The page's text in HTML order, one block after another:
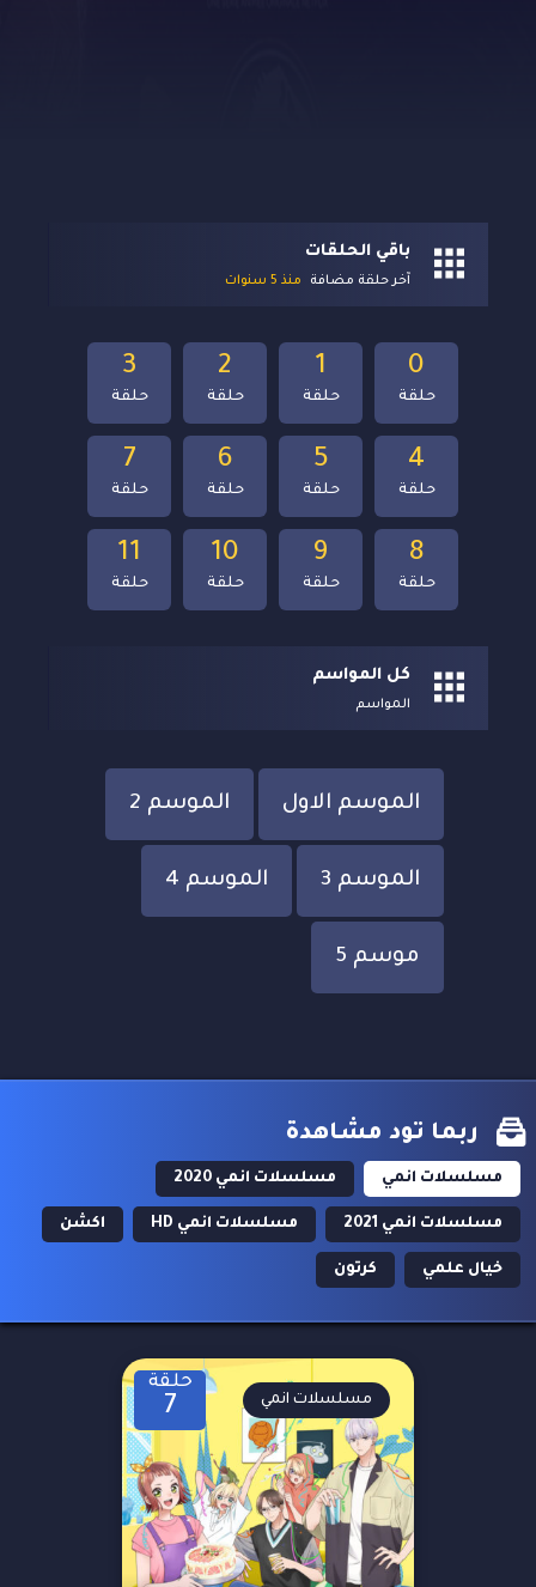
باقي الحلقات
آخر حلقة مضافة منذ 5 سنوات
11
حلقة
10
حلقة
9
حلقة
8
حلقة
7
حلقة
6
حلقة
5
حلقة
4
حلقة
3
حلقة
2
حلقة
1
حلقة
0
حلقة
كل المواسم
المواسم
الموسم الاول الموسم 2
الموسم 3 الموسم 4
موسم 5
ربما تود مشاهدة
مسلسلات انمي مسلسلات انمي 2020
مسلسلات انمي 2021 مسلسلات انمي HD اكشن
خيال علمي كرتون
حلقة
7 مسلسلات انمي